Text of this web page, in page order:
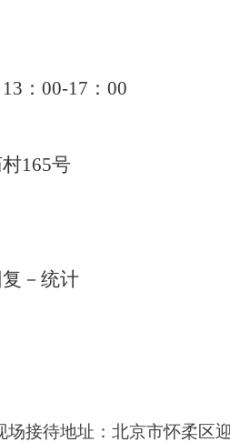
：00-17：00
165号
－统计
接待地址：北京市怀柔区